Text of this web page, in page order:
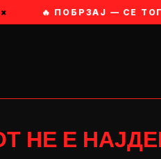
× 🔥 ПОБРЗАЈ — СЕ
НЕ Е